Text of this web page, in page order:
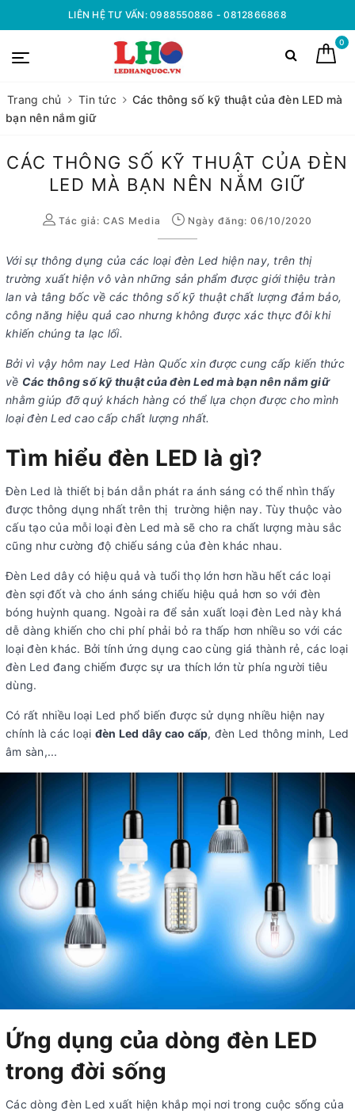
LIÊN HỆ TƯ VẤN: 0988550886 - 0812866868
0
Trang chủ Tin tức
Các thông số kỹ thuật của đèn LED mà
bạn nên nắm giữ
CÁC THÔNG SỐ KỸ THUẬT CỦA ĐÈN
LED MÀ BẠN NÊN NẮM GIỮ
Tác giả: CAS Media Ngày đăng: 06/10/2020
Với sự thông dụng của các loại đèn Led hiện nay, trên thị
trường xuất hiện vô vàn những sản phẩm được giới thiệu tràn
lan và tâng bốc về các thông số kỹ thuật chất lượng đảm bảo,
công năng hiệu quả cao nhưng không được xác thực đôi khi
khiến chúng ta lạc lối.
Bởi vì vậy hôm nay Led Hàn Quốc xin được cung cấp kiến thức
về Các thông số kỹ thuật của đèn Led mà bạn nên nắm giữ
nhằm giúp đỡ quý khách hàng có thể lựa chọn được cho mình
loại đèn Led cao cấp chất lượng nhất.
Tìm hiểu đèn LED là gì?
Đèn Led là thiết bị bán dẫn phát ra ánh sáng có thể nhìn thấy
được thông dụng nhất trên thị trường hiện nay. Tùy thuộc vào
cấu tạo của mỗi loại đèn Led mà sẽ cho ra chất lượng màu sắc
cũng như cường độ chiếu sáng của đèn khác nhau.
Đèn Led dây có hiệu quả và tuổi thọ lớn hơn hầu hết các loại
đèn sợi đốt và cho ánh sáng chiếu hiệu quả hơn so với đèn
bóng huỳnh quang. Ngoài ra để sản xuất loại đèn Led này khá
dễ dàng khiến cho chi phí phải bỏ ra thấp hơn nhiều so với các
loại đèn khác. Bởi tính ứng dụng cao cùng giá thành rẻ, các loại
đèn Led đang chiếm được sự ưa thích lớn từ phía người tiêu
dùng.
Có rất nhiều loại Led phổ biến được sử dụng nhiều hiện nay
chính là các loại đèn Led dây cao cấp, đèn Led thông minh, Led
âm sàn,...
Ứng dụng của dòng đèn LED
trong đời sống
Các dòng đèn Led xuất hiện khắp mọi nơi trong cuộc sống của